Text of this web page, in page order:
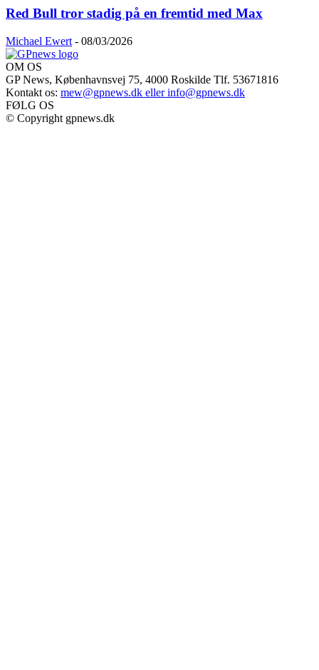
Red Bull tror stadig på en fremtid med Max
Michael Ewert - 08/03/2026
OM OS
GP News, Københavnsvej 75, 4000 Roskilde Tlf. 53671816
Kontakt os: mew@gpnews.dk eller info@gpnews.dk
FØLG OS
© Copyright gpnews.dk